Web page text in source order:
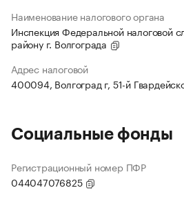
Наименование налогового органа
Инспекция Федеральной налоговой
району г. Волгограда
Адрес налоговой
400094, Волгоград г, 51-й
Социальные фонды
Регистрационный номер ПФР
044047076825